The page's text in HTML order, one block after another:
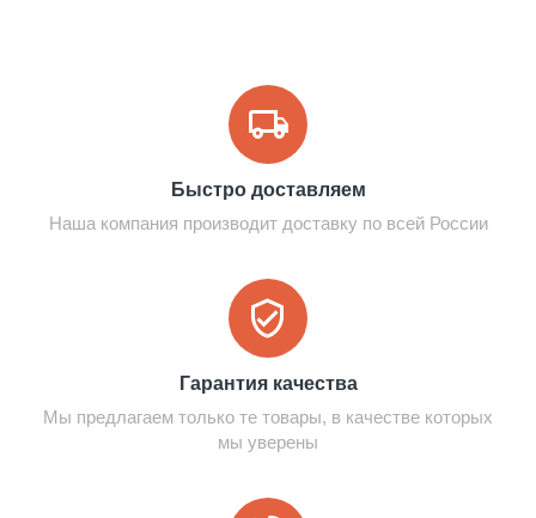
Быстро доставляем
Наша компания производит доставку по всей России
Гарантия качества
Мы предлагаем только те товары, в качестве которых
мы уверены